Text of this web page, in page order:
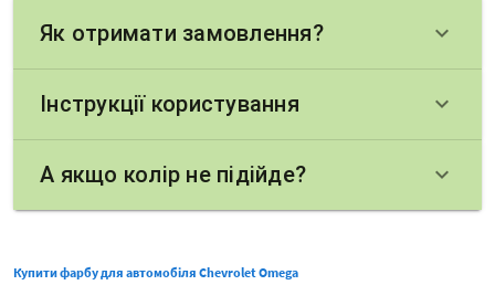
Як отримати замовлення? keyboard_arrow_down
Інструкції користування keyboard_arrow_down
А якщо колір не підійде? keyboard_arrow_down
Купити фарбу для автомобіля Chevrolet Omega